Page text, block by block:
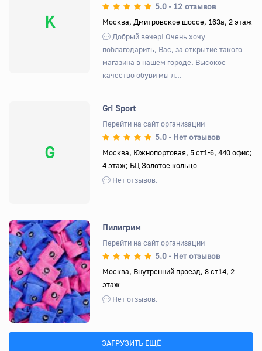
K
5.0 • 12 отзывов
Москва, Дмитровское шоссе, 163а, 2 этаж
Добрый вечер! Очень хочу
поблагодарить, Вас, за открытие такого
магазина в нашем городе. Высокое
качество обуви мы л...
G
Gri Sport
Перейти на сайт организации
5.0 • Нет отзывов
Москва, Южнопортовая, 5 ст1-6, 440 офис;
4 этаж; БЦ Золотое кольцо
Нет отзывов.
Назад Вперед
Пилигрим
Перейти на сайт организации
5.0 • Нет отзывов
Москва, Внутренний проезд, 8 ст14, 2
этаж
Нет отзывов.
ЗАГРУЗИТЬ ЕЩЁ